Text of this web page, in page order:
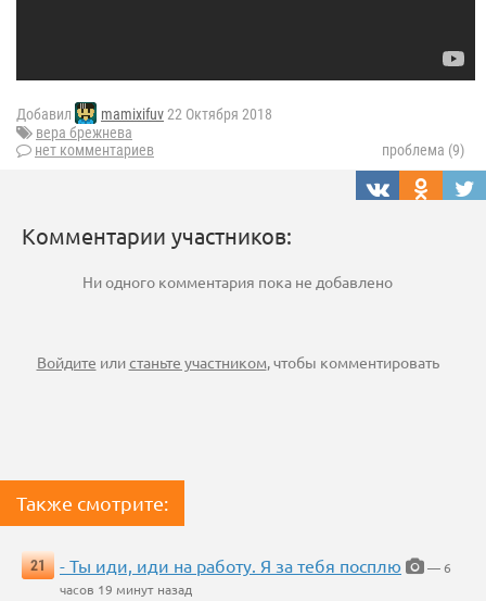
Добавил mamixifuv22 Октября 2018
вера брежнева
нет комментариев
проблема (9)
Комментарии участников:
Ни одного комментария пока не добавлено
Войдите илистаньте участником, чтобы комментировать
Также смотрите:
21 - Ты иди, иди на работу. Я за тебя посплю
— 6
часов 19 минут назад